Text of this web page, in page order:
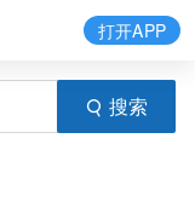
搜索
打开APP